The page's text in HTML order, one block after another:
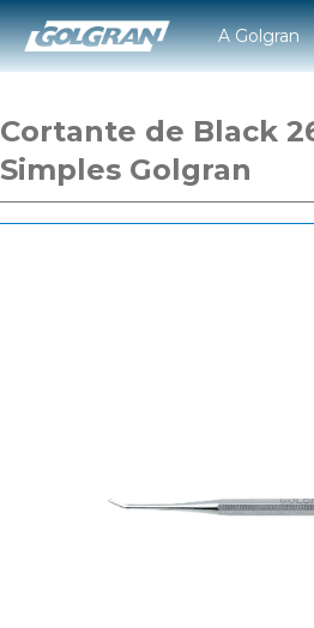
A Golgran
Cortante de Black
Simples Golgran